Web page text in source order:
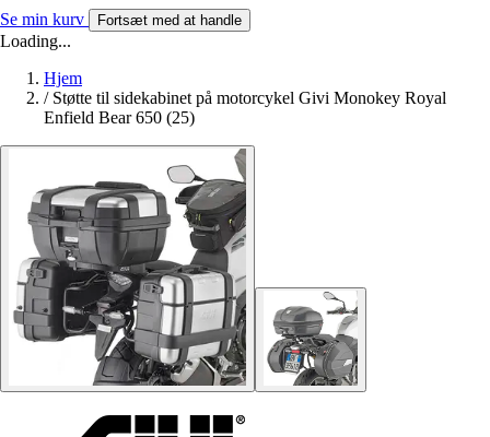
Se min kurv Fortsæt med at handle
Loading...
Hjem
/ Støtte til sidekabinet på motorcykel Givi Monokey Royal
Enfield Bear 650 (25)